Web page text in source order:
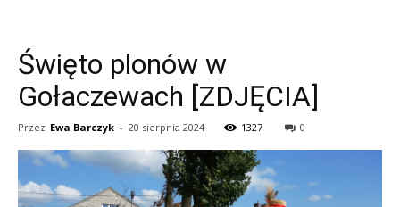
Święto plonów w
Gołaczewach [ZDJĘCIA]
Przez Ewa Barczyk - 20 sierpnia 2024 1327 0